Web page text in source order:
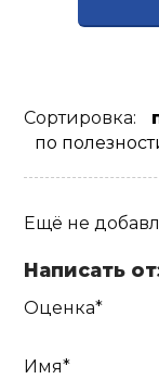
Сортировка:
по
Ещё не
Написать
Оценка*
Имя*